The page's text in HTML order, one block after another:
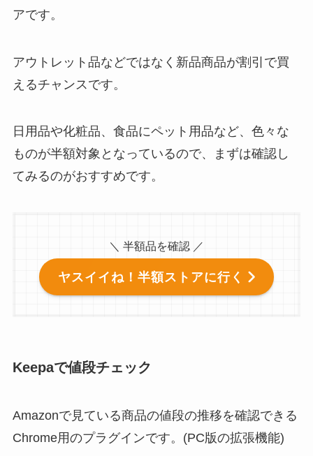
アです。
アウトレット品などではなく新品商品が割引で買
えるチャンスです。
日用品や化粧品、食品にペット用品など、色々な
ものが半額対象となっているので、まずは確認し
てみるのがおすすめです。
＼ 半額品を確認 ／
ヤスイイね！半額ストアに行く
Keepaで値段チェック
Amazonで見ている商品の値段の推移を確認できる
Chrome用のプラグインです。(PC版の拡張機能)